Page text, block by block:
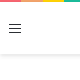
Menu